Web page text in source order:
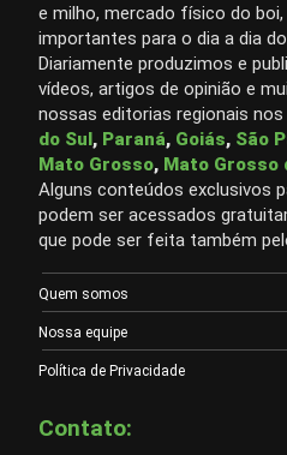
e milho, mercado físico do
importantes para o dia a dia
Diariamente produzimos e
vídeos, artigos de opinião e
nossas editorias regionais
do Sul, Paraná, Goiás, São
Mato Grosso, Mato Grosso
Alguns conteúdos exclusivos
podem ser acessados
que pode ser feita também
Quem somos
Nossa equipe
Política de Privacidade
Contato: